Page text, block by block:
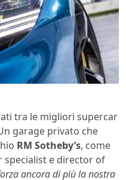
tra le migliori supercar
garage privato che
RM Sotheby’s, come
specialist e director of
ancora di più la nostra